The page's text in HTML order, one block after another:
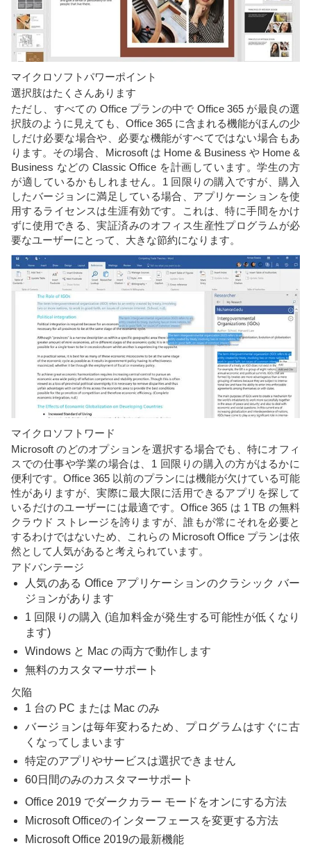
マイクロソフトパワーポイント
選択肢はたくさんあります
ただし、すべての Office プランの中で Office 365 が最良の選
択肢のように見えても、Office 365 に含まれる機能がほんの少
しだけ必要な場合や、必要な機能がすべてではない場合もあ
ります。その場合、Microsoft は Home & Business や Home &
Business などの Classic Office を計画しています。学生の方
が適しているかもしれません。1 回限りの購入ですが、購入
したバージョンに満足している場合、アプリケーションを使
用するライセンスは生涯有効です。これは、特に手間をかけ
ずに使用できる、実証済みのオフィス生産性プログラムが必
要なユーザーにとって、大きな節約になります。
マイクロソフトワード
Microsoft のどのオプションを選択する場合でも、特にオフィ
スでの仕事や学業の場合は、1 回限りの購入の方がはるかに
便利です。Office 365 以前のプランには機能が欠けている可能
性がありますが、実際に最大限に活用できるアプリを探して
いるだけのユーザーには最適です。Office 365 は 1 TB の無料
クラウド ストレージを誇りますが、誰もが常にそれを必要と
するわけではないため、これらの Microsoft Office プランは依
然として人気があると考えられています。
アドバンテージ
人気のある Office アプリケーションのクラシック バー
ジョンがあります
1 回限りの購入 (追加料金が発生する可能性が低くなり
ます)
Windows と Mac の両方で動作します
無料のカスタマーサポート
欠陥
1 台の PC または Mac のみ
バージョンは毎年変わるため、プログラムはすぐに古
くなってしまいます
特定のアプリやサービスは選択できません
60日間のみのカスタマーサポート
Office 2019 でダークカラー モードをオンにする方法
Microsoft Officeのインターフェースを変更する方法
Microsoft Office 2019の最新機能